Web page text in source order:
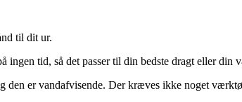
til dit ur.
tid, så det passer til din bedste dragt eller din
den er vandafvisende. Der kræves ikke noget